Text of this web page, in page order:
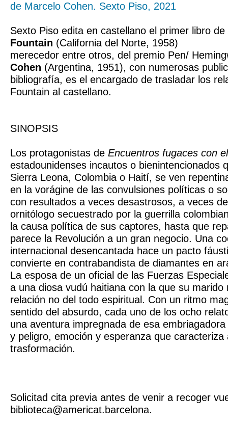
de Marcelo Cohen. Sexto Piso, 2021
Sexto Piso edita en castellano el primer libro
Fountain (California del Norte, 1958)
merecedor entre otros, del premio Pen/
Cohen (Argentina, 1951), con numerosas
bibliografía, es el encargado de trasladar los
Fountain al castellano.
SINOPSIS
Los protagonistas de Encuentros fugaces con
estadounidenses incautos o bienintencionados
Sierra Leona, Colombia o Haití, se ven
en la vorágine de las convulsiones políticas o
con resultados a veces desastrosos, a veces
ornitólogo secuestrado por la guerrilla
la causa política de sus captores, hasta que
parece la Revolución a un gran negocio. Una
internacional desencantada hace un pacto
convierte en contrabandista de diamantes en
La esposa de un oficial de las Fuerzas
a una diosa vudú haitiana con la que su marido
relación no del todo espiritual. Con un ritmo
sentido del absurdo, cada uno de los ocho
una aventura impregnada de esa
y peligro, emoción y esperanza que caracteriza
trasformación.
Solicitad cita previa antes de venir a recoger
biblioteca@americat.barcelona.